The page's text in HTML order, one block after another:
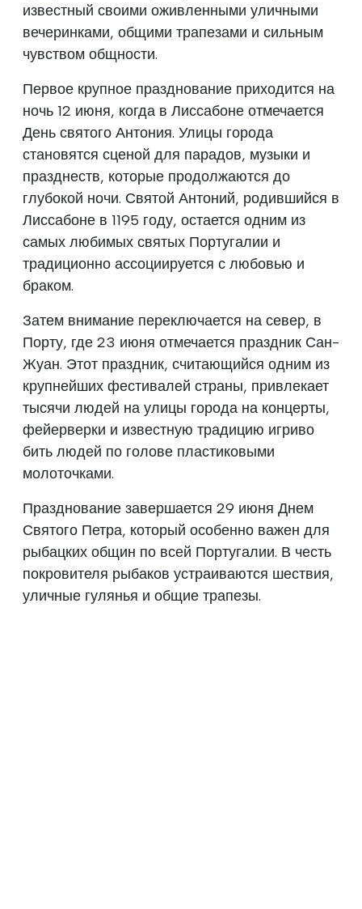
известный своими оживленными уличными
вечеринками, общими трапезами и сильным
чувством общности.
Первое крупное празднование приходится на
ночь 12 июня, когда в Лиссабоне отмечается
День святого Антония. Улицы города
становятся сценой для парадов, музыки и
празднеств, которые продолжаются до
глубокой ночи. Святой Антоний, родившийся в
Лиссабоне в 1195 году, остается одним из
самых любимых святых Португалии и
традиционно ассоциируется с любовью и
браком.
Затем внимание переключается на север, в
Порту, где 23 июня отмечается праздник Сан-
Жуан. Этот праздник, считающийся одним из
крупнейших фестивалей страны, привлекает
тысячи людей на улицы города на концерты,
фейерверки и известную традицию игриво
бить людей по голове пластиковыми
молоточками.
Празднование завершается 29 июня Днем
Святого Петра, который особенно важен для
рыбацких общин по всей Португалии. В честь
покровителя рыбаков устраиваются шествия,
уличные гулянья и общие трапезы.